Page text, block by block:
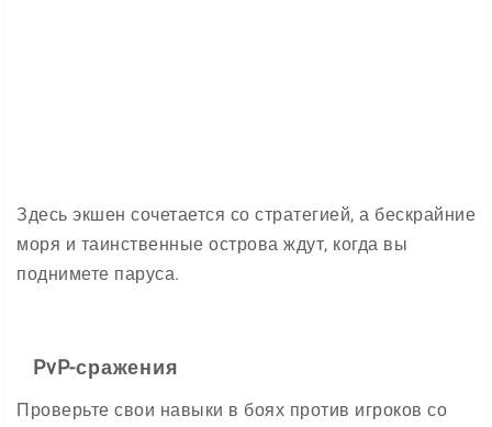
Здесь экшен сочетается со стратегией, а бескрайние
моря и таинственные острова ждут, когда вы
поднимете паруса.
PvP-сражения
Проверьте свои навыки в боях против игроков со